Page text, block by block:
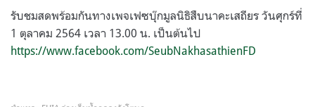
รับชมสดพร้อมกันทางเพจเฟซบุ๊กมูลนิธิสืบนาคะเสถียร วันศุกร์ที่
1 ตุลาคม 2564 เวลา 13.00 น. เป็นต้นไป
https://www.facebook.com/SeubNakhasathienFD